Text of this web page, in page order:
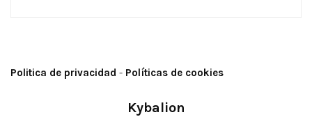
Politica de privacidad - Políticas de cookies
Kybalion